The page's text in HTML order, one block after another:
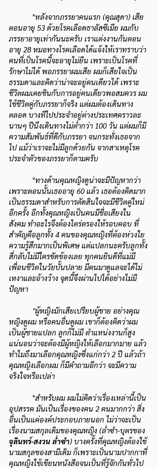
            "
หลังจากภรรยาคนแรก (คุณสุดา) เสีย
ตอนอายุ 53 ด้วยโรคเลือดธาลัสซีเมีย ผมกับ
ภรรยาอายุเท่ากันนะครับ เราแต่งงานกันตอน
อายุ 28 หมอทางโรคเลือดได้แจ้งให้เราทราบว่า
คนที่เป็นโรคนี้จะอายุไม่ยืน เพราะเป็นโรคที่
รักษาไม่ได้ พอภรรยาผมเสีย ผมก็เสียใจเป็น
ธรรมดาและคิดว่าน่าจะอยู่คนเดียวได้ เพราะ
ชีวิตผมเคยชินกับการอยู่คนเดียวพอสมควร ผม
ใช้ชีวิตคู่กับภรรยาก็จริง แต่ผมต้องเดินทาง
ตลอด บางทีไปประจำอยู่ต่างประเทศคราวละ
นานๆ ปีนึงเดินทางไม่ต่ำกว่า 100 วัน แต่ผมก็มี
ความสัมพันธ์ที่ดีกับภรรยา จนกระทั่งเธอจาก
ไป แม้ว่าเราจะไม่มีลูกด้วยกัน จากสาเหตุโรค
ประจำตัวของภรรยาก็ตามครับ
            "
ทางด้านคุณหญิงดูน่าจะมีปัญหากว่า
เพราะตอนนั้นเธออายุ 60 แล้ว เธอต้องคิดมาก
เป็นธรรมดาสำหรับการตัดสินใจจะมีชีวิตคู่ใหม่
อีกครั้ง อีกทั้งคุณหญิงเป็นคนมีชื่อเสียงใน
สังคม ทำอะไรจึงต้องไตร่ตรองให้รอบคอบ ที่
สำคัญคือลูกทั้ง 4 คนของคุณหญิงที่ต้องห่วงใย
ความรู้สึกมากเป็นพิเศษ แต่แปลกนะครับลูกทั้ง
สี่กลับไม่มีใครขัดข้องเลย ทุกคนยินดีที่แม่มี
เพื่อนชีวิตในวัยบั้นปลาย มีคนมาดูแลจะได้ไม่
เหงาและอ้างว้าง จุดนี้จึงผ่านไปได้อย่างไม่มี
ปัญหา
"ผู้หญิงมักเสียเปรียบผู้ชาย อย่างคุณ
หญิงดูผม หรือคนอื่นดูผม เขาก็ต้องคิดว่าผม
เป็นผู้ชายแปลก ลูกก็ไม่มี ตำแหน่งงานก็สูง
แน่นอนว่าจะต้องมีผู้หญิงให้เลือกมากมาย แล้ว
ทำไมถึงมาเลือกคุณหญิงซึ่งแก่กว่า 2 ปี แล้วถ้า
คุณหญิงเลือกผม ก็มีคำถามอีกว่า จะมีความ
จริงใจหรือเปล่า
            "
สำหรับผม ผมไม่คิดว่าเรื่องเหล่านี้เป็น
อุปสรรค มันเป็นเรื่องของคน 2 คนมากกว่า สิ่ง
อื่นเป็นแค่องค์ประกอบภายนอก ไม่ว่าจะเป็น
เรื่องนามสกุลเดิมของคุณหญิง (ล่ำซำ-บุตรของ
จุลินทร์-สงวน ล่ำซำ) บางครั้งที่คุณหญิงต้องใช้
นามสกุลของสามีเดิม ก็เพราะเป็นนามปากกาที่
คุณหญิงใช้เขียนหนังสือจนเป็นที่รู้จักกันทั่วไป